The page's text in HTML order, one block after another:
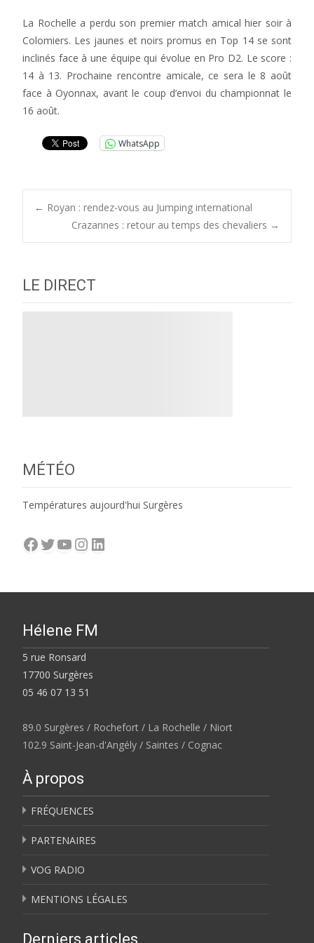
La Rochelle a perdu son premier match amical hier soir à
Colomiers. Les jaunes et noirs promus en Top 14 se sont
inclinés face à une équipe qui évolue en Pro D2. Le score :
14 à 13. Prochaine rencontre amicale, ce sera le 8 août
face à Oyonnax, avant le coup d’envoi du championnat le
16 août.
WhatsApp
Post
← Royan : rendez-vous au Jumping international
Crazannes : retour au temps des chevaliers →
LE DIRECT
MÉTÉO
Températures aujourd'hui Surgères
Facebook
Twitter
YouTube
Instagram
LinkedIn
Hélene FM
5 rue Ronsard
17700 Surgères
05 46 07 13 51
89.0 Surgères / Rochefort / La Rochelle / Niort
102.9 Saint-Jean-d'Angély / Saintes / Cognac
À propos
FRÉQUENCES
PARTENAIRES
VOG RADIO
MENTIONS LÉGALES
Derniers articles